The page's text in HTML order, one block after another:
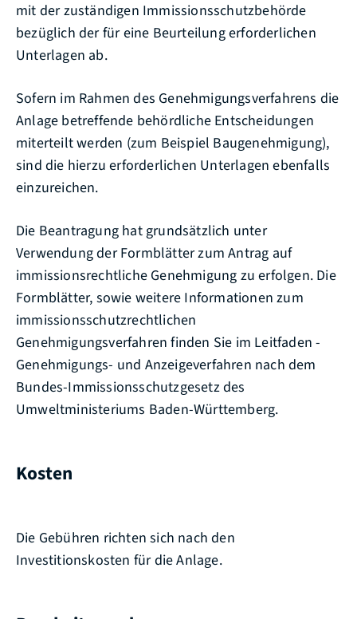
mit der zuständigen Immissionsschutzbehörde
bezüglich der für eine Beurteilung erforderlichen
Unterlagen ab.
Sofern im Rahmen des Genehmigungsverfahrens die
Anlage betreffende behördliche Entscheidungen
miterteilt werden (zum Beispiel Baugenehmigung),
sind die hierzu erforderlichen Unterlagen ebenfalls
einzureichen.
Die Beantragung hat grundsätzlich unter
Verwendung der Formblätter zum Antrag auf
immissionsrechtliche Genehmigung zu erfolgen. Die
Formblätter, sowie weitere Informationen zum
immissionsschutzrechtlichen
Genehmigungsverfahren finden Sie im Leitfaden -
Genehmigungs- und Anzeigeverfahren nach dem
Bundes-Immissionsschutzgesetzdes
Umweltministeriums Baden-Württemberg.
Kosten
Die Gebühren richten sich nach den
Investitionskosten für die Anlage.